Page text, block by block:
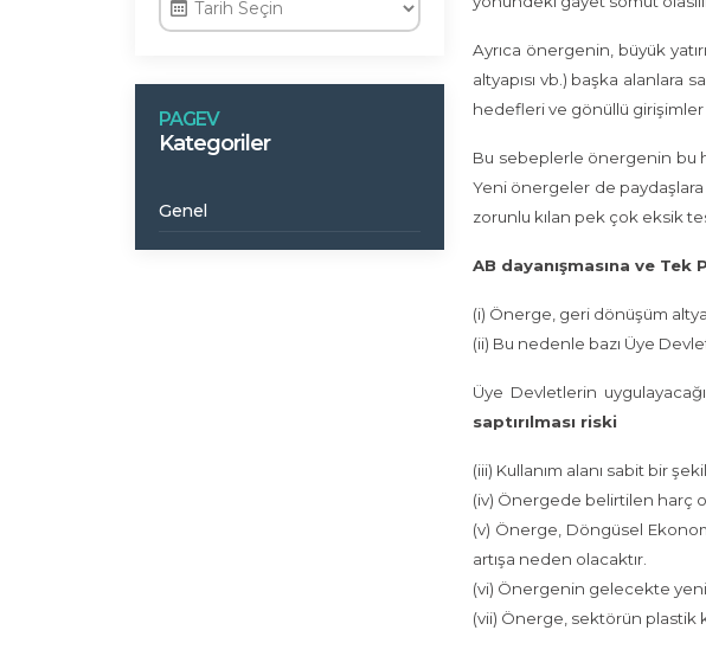
PAGEV
Kategoriler
Genel
Ayrıca önergenin, büyük
altyapısı vb.) başka
hedefleri ve gönüllü girişimler
Bu sebeplerle önergenin bu
Yeni önergeler de
zorunlu kılan pek çok eksik
AB dayanışmasına ve
(i) Önerge, geri dönüşüm
(ii) Bu nedenle bazı Üye
Üye Devletlerin
saptırılması riski
(iii) Kullanım alanı sabit bir
(iv) Önergede belirtilen harç
(v) Önerge, Döngüsel
artışa neden olacaktır.
(vi) Önergenin gelecekte
(vii) Önerge, sektörün plastik